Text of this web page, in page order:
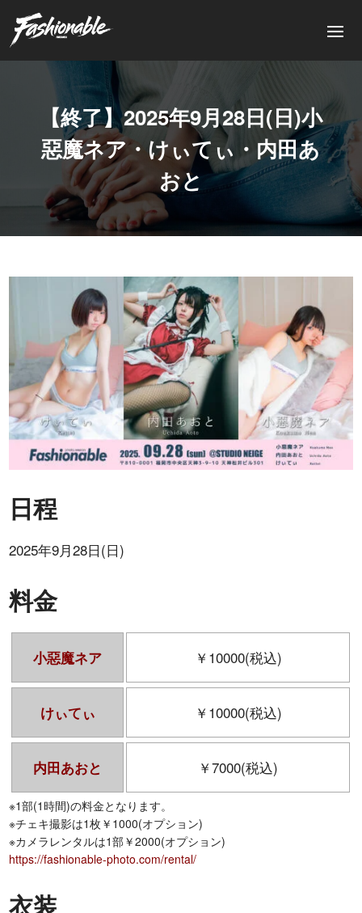
【終了】2025年9月28日(日)小
惡魔ネア・けぃてぃ・内田あ
おと
日程
2025年9月28日(日)
料金
小惡魔ネア ￥10000(税込)
けぃてぃ ￥10000(税込)
内田あおと ￥7000(税込)
※1部(1時間)の料金となります。
※チェキ撮影は1枚￥1000(オプション)
※カメラレンタルは1部￥2000(オプション)
https://fashionable-photo.com/rental/
衣装